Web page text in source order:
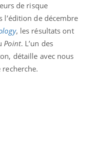
de risque
l’édition de décembre
, les résultats ont
Point. L’un des
détaille avec nous